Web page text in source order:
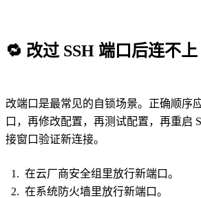
🔁 改过 SSH 端口后连不上
改端口是最常见的自锁场景。正确顺序
口，再修改配置，再测试配置，再重启
接窗口验证新连接。
在云厂商安全组里放行新端口。
在系统防火墙里放行新端口。